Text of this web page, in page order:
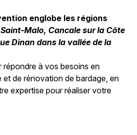
englobe les régions
Malo, Cancale sur la Côte
Dinan dans la vallée de la
répondre à vos besoins en
et de rénovation de bardage, en
expertise pour réaliser votre